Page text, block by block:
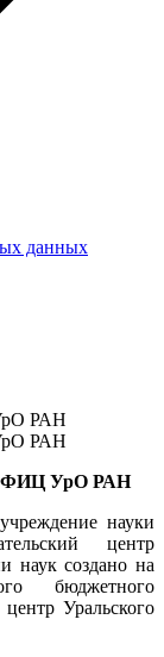
данных
ОФИЦ УрО РАН
науки
центр
наук создано на
бюджетного
Уральского